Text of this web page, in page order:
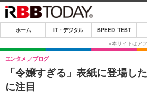
ホーム
IT・デジタル
IT・デジタルTOP
SPEED TEST
ホーム IT・デジタル SPEED TEST
「令嬢すぎる」表紙に登場し
に注目
エンタメ ブログ